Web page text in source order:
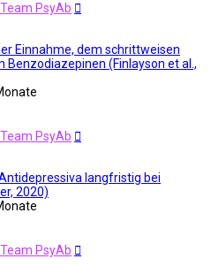
Team PsyAb
Einnahme, dem schrittweisen
Benzodiazepinen (Finlayson et al.,
Team PsyAb
langfristig bei
2020)
Team PsyAb